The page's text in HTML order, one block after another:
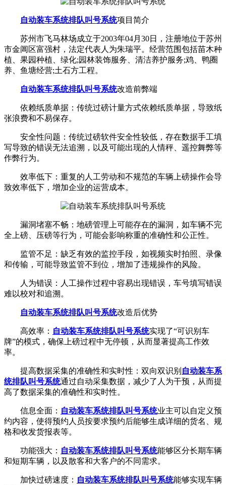
自动装车系统排队叫号系统项目简介
苏州市飞马林场成立于2003年04月30日，注册地位于苏州
市金阊区富强村，法定代表人为朱瑞平。经营范围包括苗木种
植、果园种植、绿化;园林装饰服务、清洁养护服务;鸡、鸭圈
养、鱼塘经营;土石方工程。
自动装车系统排队叫号系统改造前弊端
依赖纸质单据：传统过磅计量方式依赖纸质单据，导致纸
张浪费和不易保存。
安全性问题：传统过磅软件安全性较低，存在数据手工填
写导致的错误无法追溯，以及可能出现的人情秤、遥控舞弊等
作弊行为。
效率低下：重复的人工劳动和不规范的车辆上磅操作会导
致效率低下，增加企业的运营成本。
漏洞堵塞不畅：地磅管理上可能存在的漏洞，如车辆不完
全上磅、压磅等行为，可能会影响称重的准确性和公正性。
监管不足：缺乏有效的监控手段，如视频实时拍照、录像
和传输，可能导致监管不到位，增加了违规操作的风险。
人为错误：人工操作过程中容易出现错误，车号填写错误
难以校对和追溯。
自动装车系统排队叫号系统改造后优势
高效率： 自动装车系统排队叫号系统实现了“可识别车
牌”的模式，确保上磅过程中无停顿，从而显著提高工作效
率。
提高数据采集的准确性和实时性：双向双识别 自动装车系
统排队叫号系统通过自动采集数据，减少了人为干预，从而提
高了数据采集的准确性和实时性。
信息全面： 自动装车系统排队叫号系统业主可以自定义预
约内容，使得预约人员按要求预约后能够生成详细的货名、规
格和收发货报表等。
功能强大： 自动装车系统排队叫号系统能够区分长期车辆
和短期车辆，以及散客和大客户的不同需求。
加快过磅速度： 自动装车系统排队叫号系统能够实现车辆